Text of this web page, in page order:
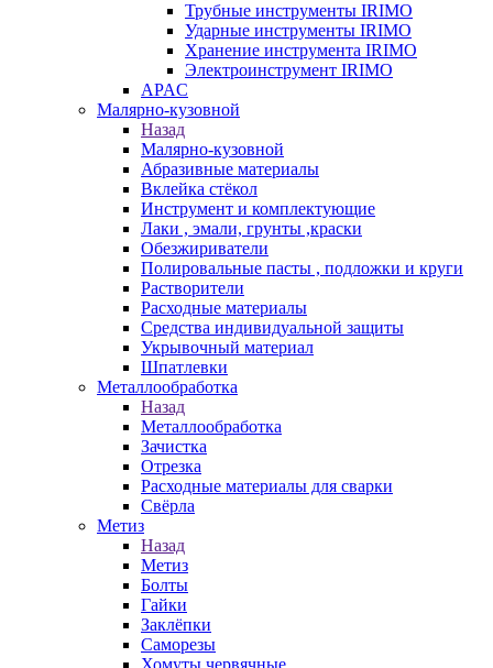
Трубные инструменты IRIMO
Ударные инструменты IRIMO
Хранение инструмента IRIMO
Электроинструмент IRIMO
APAC
Малярно-кузовной
Назад
Малярно-кузовной
Абразивные материалы
Вклейка стёкол
Инструмент и комплектующие
Лаки , эмали, грунты ,краски
Обезжириватели
Полировальные пасты , подложки и круги
Растворители
Расходные материалы
Средства индивидуальной защиты
Укрывочный материал
Шпатлевки
Металлообработка
Назад
Металлообработка
Зачистка
Отрезка
Расходные материалы для сварки
Свёрла
Метиз
Назад
Метиз
Болты
Гайки
Заклёпки
Саморезы
Хомуты червячные